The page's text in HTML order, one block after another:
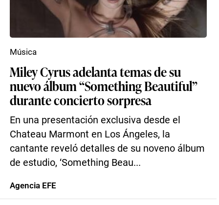
Miley Cyrus adelanta temas de su
nuevo álbum “Something Beautiful”
durante concierto sorpresa
En una presentación exclusiva desde el
Chateau Marmont en Los Ángeles, la
cantante reveló detalles de su noveno álbum
de estudio, ‘Something Beau...
Música
Agencia EFE